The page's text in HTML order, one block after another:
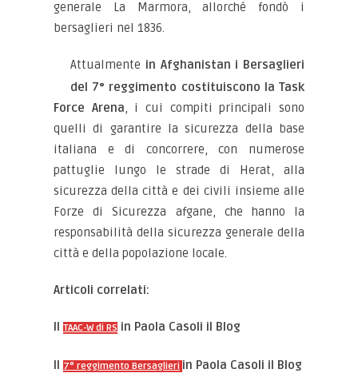
generale La Marmora, allorché fondò i
bersaglieri nel 1836.
Attualmente in Afghanistan i Bersaglieri
del 7° reggimento costituiscono la Task
Force Arena , i cui compiti principali sono
quelli di garantire la sicurezza della base
italiana e di concorrere, con numerose
pattuglie lungo le strade di Herat, alla
sicurezza della città e dei civili insieme alle
Forze di Sicurezza afgane, che hanno la
responsabilità della sicurezza generale della
città e della popolazione locale.
Articoli correlati:
IlTAAC-W di RS in Paola Casoli il Blog
Il7° reggimento Bersaglieri in Paola Casoli il Blog